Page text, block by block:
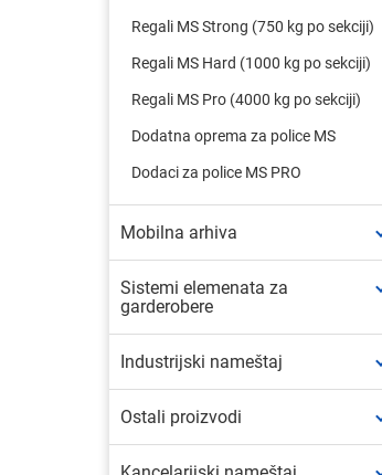
Regali MS Strong (750 kg po sekciji)
Regali MS Hard (1000 kg po sekciji)
Regali MS Pro (4000 kg po sekciji)
Dodatna oprema za police MS
Dodaci za police MS PRO
Mobilna arhiva
Sistemi elemenata za
garderobere
Industrijski nameštaj
Ostali proizvodi